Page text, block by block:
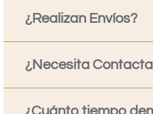
¿Realizan Envíos?
¿Necesita